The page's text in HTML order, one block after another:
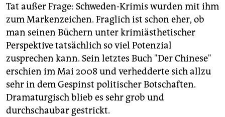
Tat außer Frage: Schweden-Krimis wurden mit ihm
zum Markenzeichen. Fraglich ist schon eher, ob
man seinen Büchern unter krimiästhetischer
Perspektive tatsächlich so viel Potenzial
zusprechen kann. Sein letztes Buch "Der Chinese"
erschien im Mai 2008 und verhedderte sich allzu
sehr in dem Gespinst politischer Botschaften.
Dramaturgisch blieb es sehr grob und
durchschaubar gestrickt.